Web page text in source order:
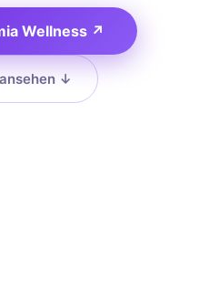
Wellness ↗
↓